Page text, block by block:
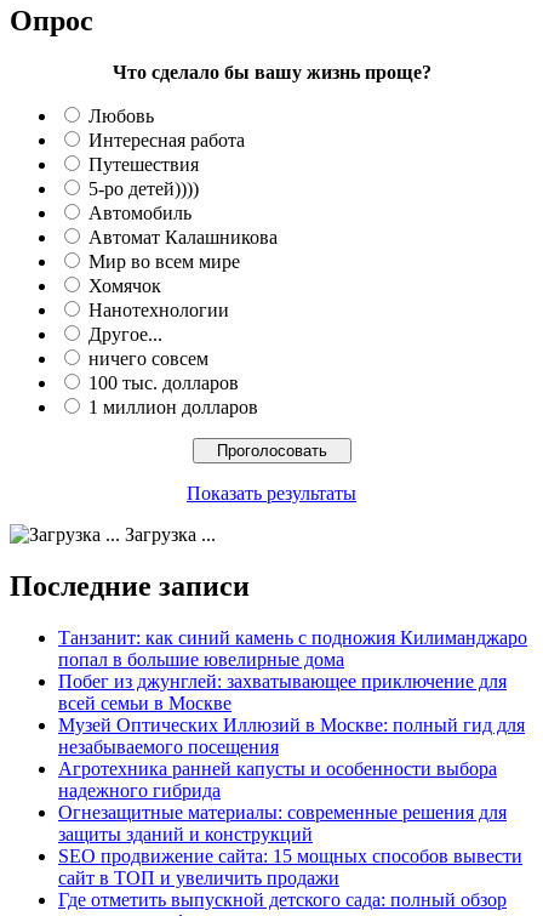
Опрос
Что сделало бы вашу жизнь проще?
Любовь
Интересная работа
Путешествия
5-ро детей))))
Автомобиль
Автомат Калашникова
Мир во всем мире
Хомячок
Нанотехнологии
Другое...
ничего совсем
100 тыс. долларов
1 миллион долларов
Показать результаты
Загрузка ...
Последние записи
Танзанит: как синий камень с подножия Килиманджаро
попал в большие ювелирные дома
Побег из джунглей: захватывающее приключение для
всей семьи в Москве
Музей Оптических Иллюзий в Москве: полный гид для
незабываемого посещения
Агротехника ранней капусты и особенности выбора
надежного гибрида
Огнезащитные материалы: современные решения для
защиты зданий и конструкций
SEO продвижение сайта: 15 мощных способов вывести
сайт в ТОП и увеличить продажи
Где отметить выпускной детского сада: полный обзор